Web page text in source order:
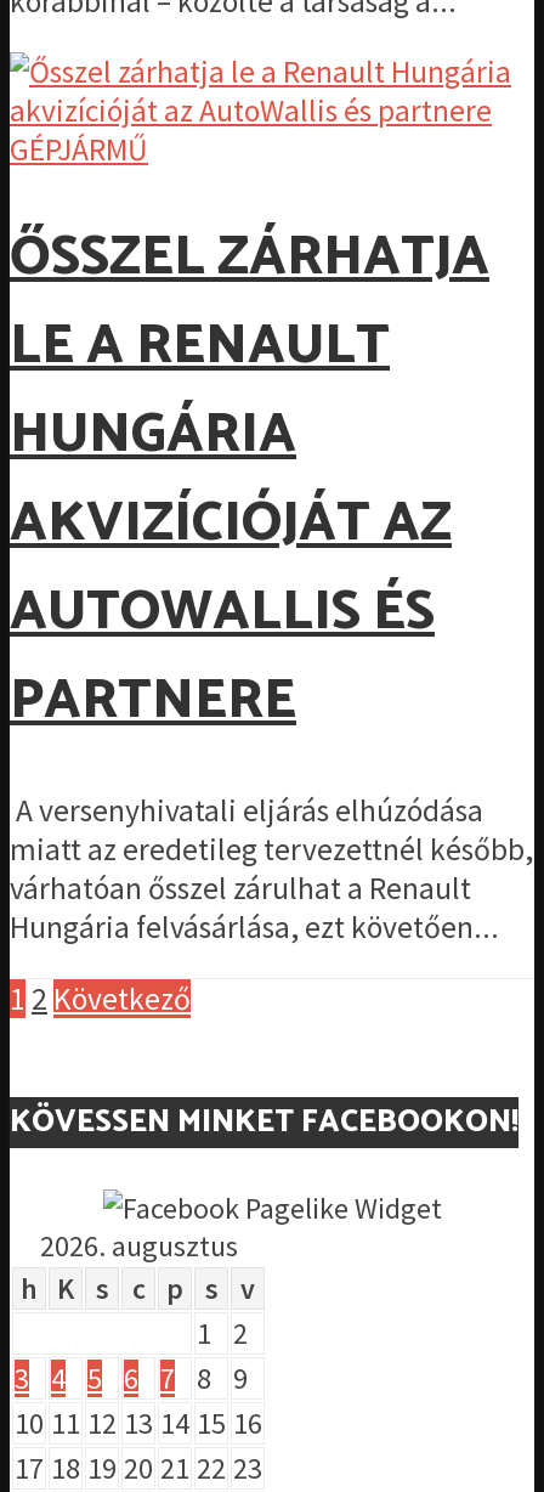
GÉPJÁRMŰ
ŐSSZEL ZÁRHATJA
LE A RENAULT
HUNGÁRIA
AKVIZÍCIÓJÁT AZ
AUTOWALLIS ÉS
PARTNERE
A versenyhivatali eljárás elhúzódása
miatt az eredetileg tervezettnél később,
várhatóan ősszel zárulhat a Renault
Hungária felvásárlása, ezt követően...
1 2 Következő
KÖVESSEN MINKET FACEBOOKON!
2026. augusztus
h
K s c p s
v
1
2
3
4 5 6 7 8
9
10 11 12 13 14 15 16
17 18 19 20 21 22 23